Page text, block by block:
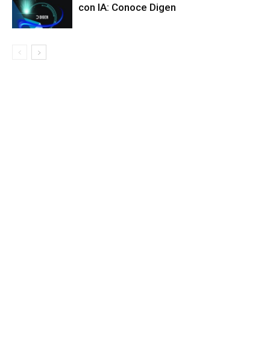
con IA: Conoce Digen